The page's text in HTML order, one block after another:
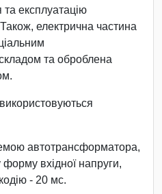
експлуатацію
електрична частина
та оброблена
автотрансформатора,
вхідної напруги,
- 20 мс.